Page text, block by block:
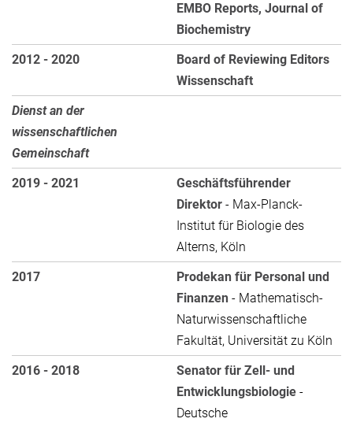
EMBO Reports, Journal of
Biochemistry
2012 - 2020
Board of Reviewing Editors
Wissenschaft
Dienst an der
wissenschaftlichen
Gemeinschaft
2019 - 2021
Geschäftsführender
Direktor - Max-Planck-
Institut für Biologie des
Alterns, Köln
2017
Prodekan für Personal und
Finanzen - Mathematisch-
Naturwissenschaftliche
Fakultät, Universität zu Köln
2016 - 2018
Senator für Zell- und
Entwicklungsbiologie -
Deutsche